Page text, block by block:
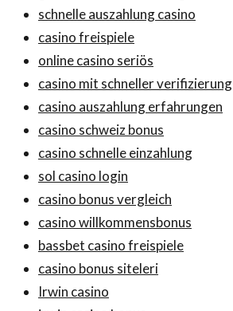
schnelle auszahlung casino
casino freispiele
online casino seriös
casino mit schneller verifizierung
casino auszahlung erfahrungen
casino schweiz bonus
casino schnelle einzahlung
sol casino login
casino bonus vergleich
casino willkommensbonus
bassbet casino freispiele
casino bonus siteleri
Irwin casino